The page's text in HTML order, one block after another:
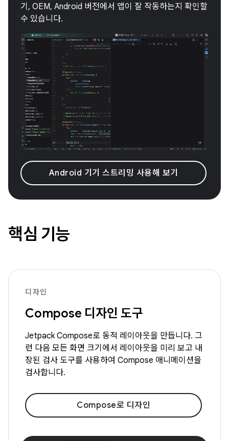
기, OEM, Android 버전에서 앱이 잘 작동하는지 확인할
수 있습니다.
Android 기기 스트리밍 사용해 보기
핵심 기능
디자인
Compose 디자인 도구
Jetpack Compose로 동적 레이아웃을 만듭니다. 그
런 다음 모든 화면 크기에서 레이아웃을 미리 보고 내
장된 검사 도구를 사용하여 Compose 애니메이션을
검사합니다.
Compose로 디자인